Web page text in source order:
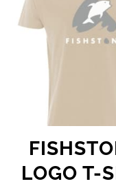
LOGO T-